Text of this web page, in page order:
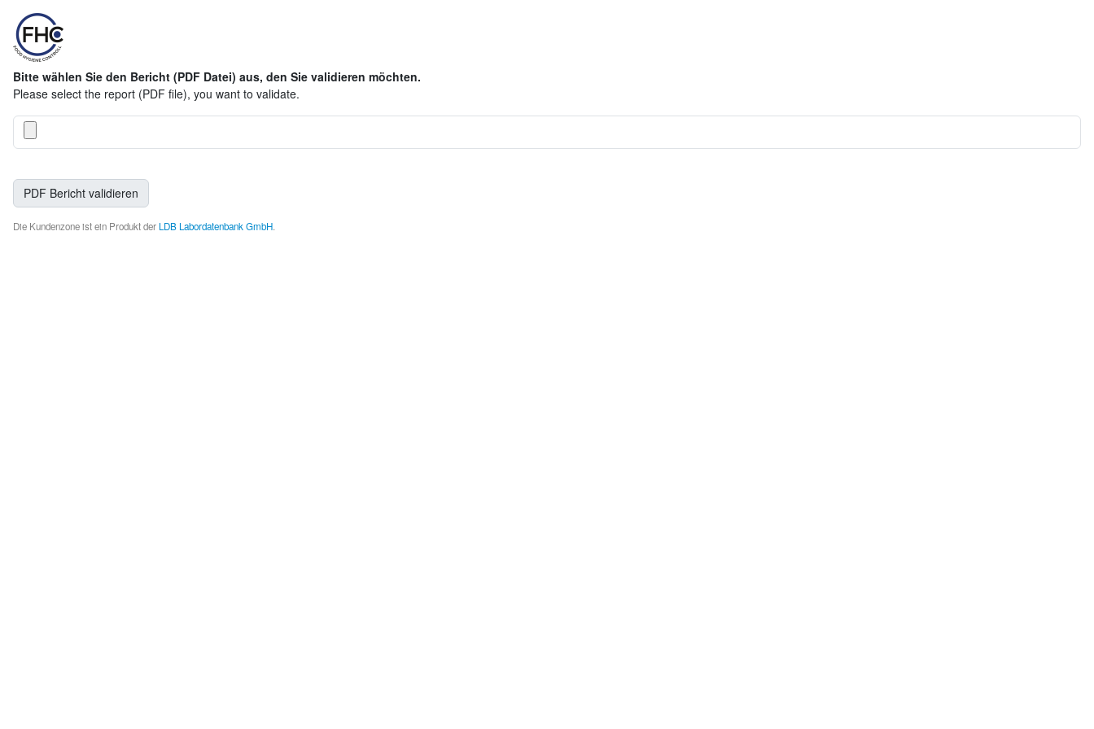
Bitte wählen Sie den Bericht (PDF Datei) aus, den Sie validieren möchten.
Please select the report (PDF file), you want to validate.
Die Kundenzone ist ein Produkt der LDB Labordatenbank GmbH.